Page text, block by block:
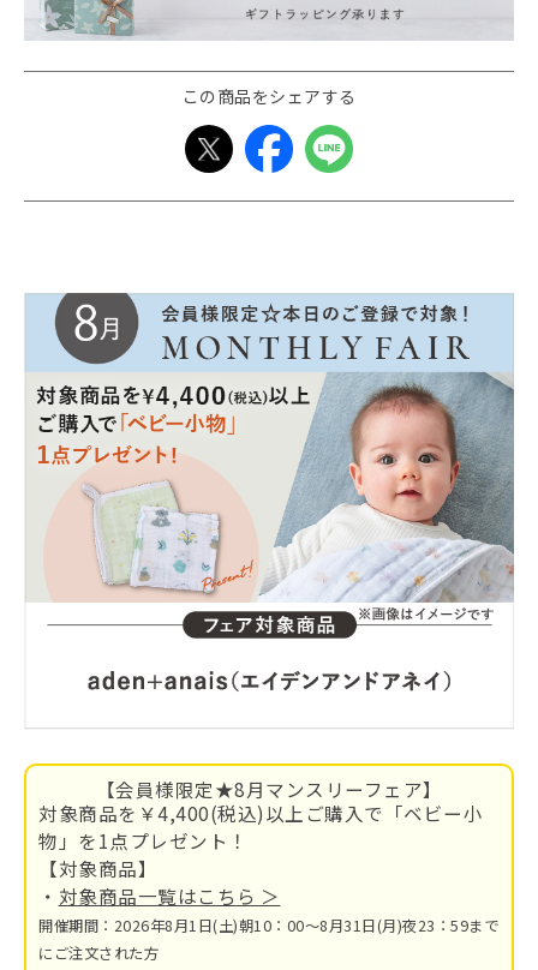
この商品をシェアする
【会員様限定★8月マンスリーフェア】
対象商品を￥4,400(税込)以上ご購入で「ベビー小
物」を1点プレゼント！
【対象商品】
・ 対象商品一覧はこちら ＞
開催期間：2026年8月1日(土)朝10：00～8月31日(月)夜23：59まで
にご注文された方